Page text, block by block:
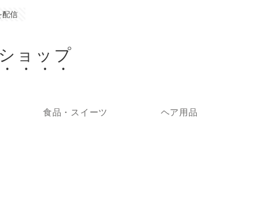
配信
ョップ
食品・スイーツ ヘア用品